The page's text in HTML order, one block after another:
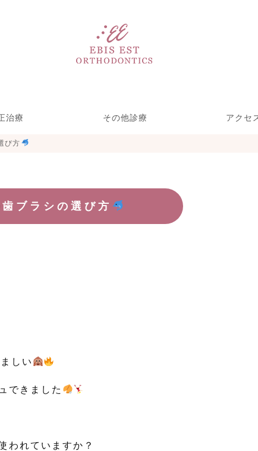
治療
正リンガル矯
型装置による
正歯科
間を短くする
矯正
その他診療 アクセ
び方
ブラシの選び方
しい
できました
われていますか？